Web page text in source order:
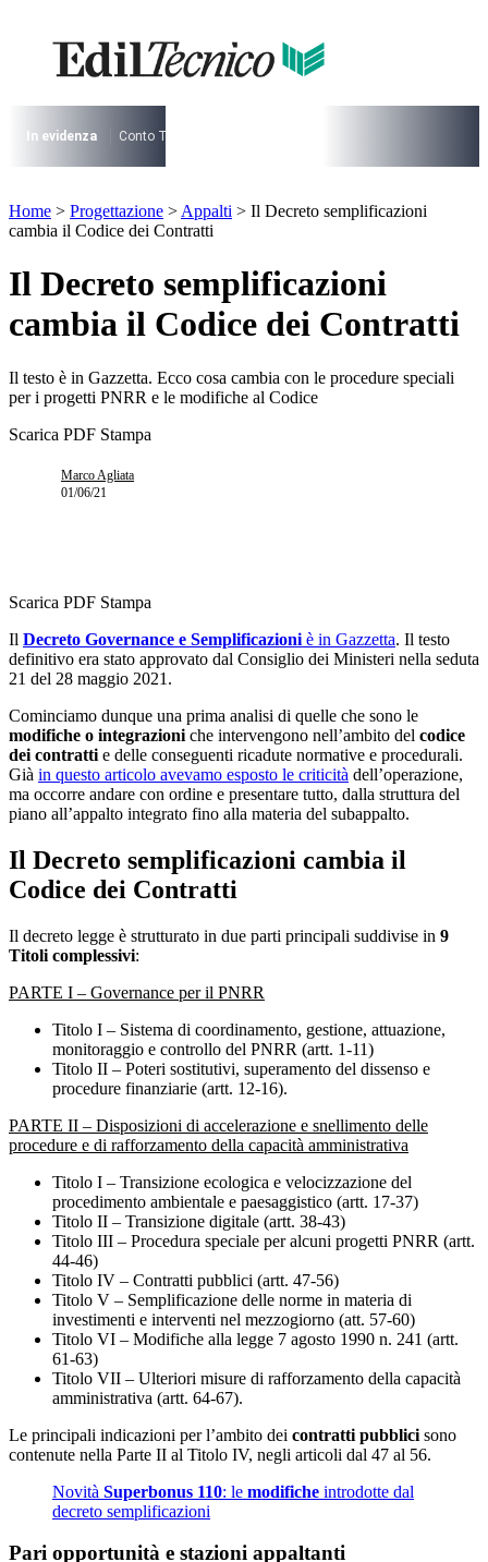
contenuto
I più cercati
Lorem ipsum dolor sit amet consectetur
Lorem ipsum dolor sit amet consectetur
In evidenza Conto Termico
I più cercati
Lorem ipsum dolor sit amet consectetur
Lorem ipsum dolor sit amet consectetur
Home > Progettazione > Appalti > Il Decreto semplificazioni
cambia il Codice dei Contratti
Il Decreto semplificazioni
cambia il Codice dei Contratti
Il testo è in Gazzetta. Ecco cosa cambia con le procedure speciali
per i progetti PNRR e le modifiche al Codice
Scarica PDF Stampa
Marco Agliata
01/06/21
Scarica PDF Stampa
Il Decreto Governance e Semplificazioni è in Gazzetta. Il testo
definitivo era stato approvato dal Consiglio dei Ministeri nella seduta
21 del 28 maggio 2021.
Cominciamo dunque una prima analisi di quelle che sono le
modifiche o integrazioni che intervengono nell’ambito del codice
dei contratti e delle conseguenti ricadute normative e procedurali.
Già in questo articolo avevamo esposto le criticità dell’operazione,
ma occorre andare con ordine e presentare tutto, dalla struttura del
piano all’appalto integrato fino alla materia del subappalto.
Il Decreto semplificazioni cambia il
Codice dei Contratti
Il decreto legge è strutturato in due parti principali suddivise in 9
Titoli complessivi:
PARTE I – Governance per il PNRR
Titolo I – Sistema di coordinamento, gestione, attuazione,
monitoraggio e controllo del PNRR (artt. 1-11)
Titolo II – Poteri sostitutivi, superamento del dissenso e
procedure finanziarie (artt. 12-16).
PARTE II – Disposizioni di accelerazione e snellimento delle
procedure e di rafforzamento della capacità amministrativa
Titolo I – Transizione ecologica e velocizzazione del
procedimento ambientale e paesaggistico (artt. 17-37)
Titolo II – Transizione digitale (artt. 38-43)
Titolo III – Procedura speciale per alcuni progetti PNRR (artt.
44-46)
Titolo IV – Contratti pubblici (artt. 47-56)
Titolo V – Semplificazione delle norme in materia di
investimenti e interventi nel mezzogiorno (att. 57-60)
Titolo VI – Modifiche alla legge 7 agosto 1990 n. 241 (artt.
61-63)
Titolo VII – Ulteriori misure di rafforzamento della capacità
amministrativa (artt. 64-67).
Le principali indicazioni per l’ambito dei contratti pubblici sono
contenute nella Parte II al Titolo IV, negli articoli dal 47 al 56.
Novità Superbonus 110: le modifiche introdotte dal
decreto semplificazioni
Pari opportunità e stazioni appaltanti